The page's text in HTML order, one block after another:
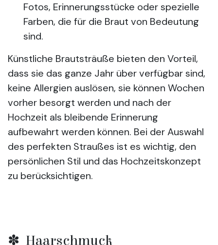
Fotos, Erinnerungsstücke oder spezielle
Farben, die für die Braut von Bedeutung
sind.
Künstliche Brautsträuße bieten den Vorteil,
dass sie das ganze Jahr über verfügbar sind,
keine Allergien auslösen, sie können Wochen
vorher besorgt werden und nach der
Hochzeit als bleibende Erinnerung
aufbewahrt werden können. Bei der Auswahl
des perfekten Straußes ist es wichtig, den
persönlichen Stil und das Hochzeitskonzept
zu berücksichtigen.
✽ Haarschmuck